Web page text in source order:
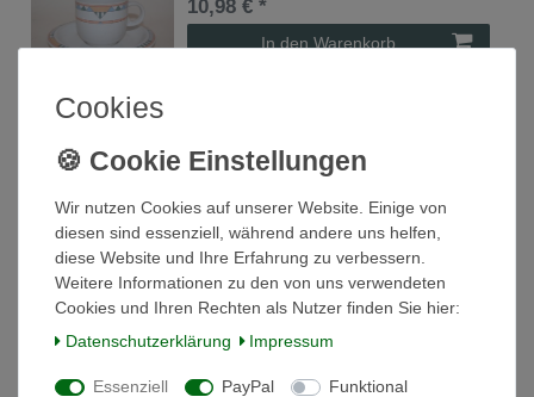
10,98 € *
In den Warenkorb
Artikelpaket
[Paket] Kaffeetasse 2tlg. Wave El Paso Thomas
12,98 € *
In den Warenkorb
*inkl. ges. MwSt. zzgl.Versandkosten
NEU
Cookies
Wir nutzen Cookies auf unserer Website. Einige von
diesen sind essenziell, während andere uns helfen,
diese Website und Ihre Erfahrung zu verbessern.
Weitere Informationen zu den von uns verwendeten
Cookies und Ihren Rechten als Nutzer finden Sie hier:
Daten­schutz­erklärung
Impressum
Essenziell PayPal Funktional